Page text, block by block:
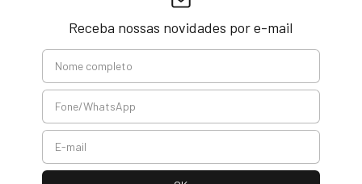
Receba nossas novidades por e-mail